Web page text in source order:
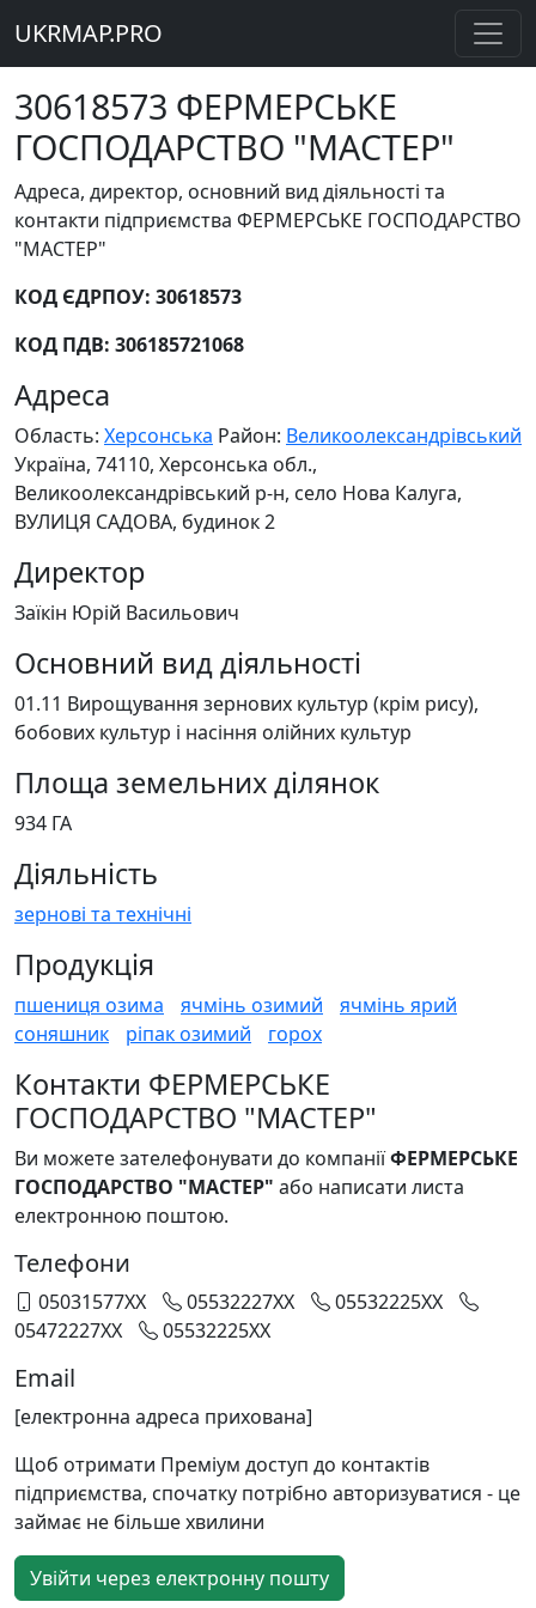
UKRMAP.PRO
30618573 ФЕРМЕРСЬКЕ
ГОСПОДАРСТВО "МАСТЕР"
Адреса, директор, основний вид діяльності та
контакти підприємства ФЕРМЕРСЬКЕ ГОСПОДАРСТВО
"МАСТЕР"
КОД ЄДРПОУ: 30618573
КОД ПДВ: 306185721068
Адреса
Область: Херсонська Район: Великоолександрівський
Україна, 74110, Херсонська обл.,
Великоолександрівський р-н, село Нова Калуга,
ВУЛИЦЯ САДОВА, будинок 2
Директор
Заїкін Юрій Васильович
Основний вид діяльності
01.11 Вирощування зернових культур (крім рису),
бобових культур і насіння олійних культур
Площа земельних ділянок
934 ГА
Діяльність
зернові та технічні
Продукція
пшениця озима ячмінь озимий
ячмінь ярий
соняшник
ріпак озимий горох
Контакти ФЕРМЕРСЬКЕ
ГОСПОДАРСТВО "МАСТЕР"
Ви можете зателефонувати до компаніїФЕРМЕРСЬКЕ
ГОСПОДАРСТВО "МАСТЕР" або написати листа
електронною поштою.
Телефони
05031577XX 05532227XX
05532225XX
05472227XX
05532225XX
Email
[електронна адреса прихована]
Щоб отримати Преміум доступ до контактів
підприємства, спочатку потрібно авторизуватися - це
займає не більше хвилини
Увійти через електронну пошту